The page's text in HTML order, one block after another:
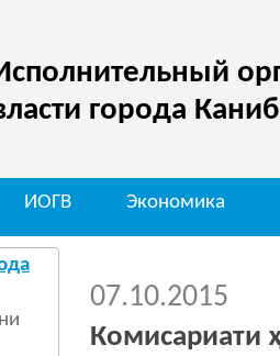
города
ИОГВ Экономика
07.10.2015
Комисариати